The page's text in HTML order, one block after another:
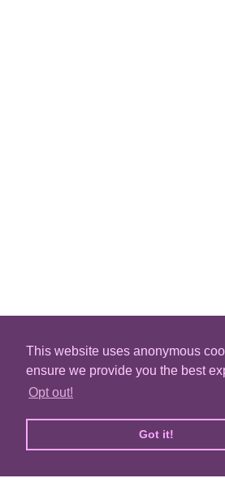
This website uses anonymous
ensure we provide you the best
Opt out!
Got it!